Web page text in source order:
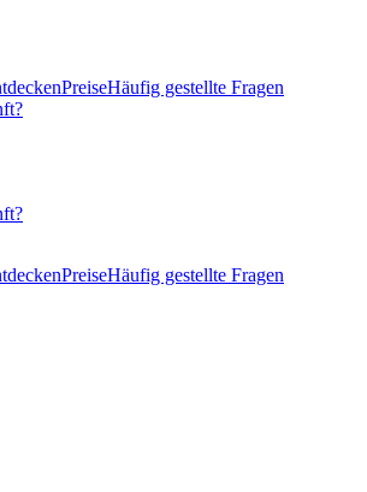
PreiseHäufig gestellte Fragen
PreiseHäufig gestellte Fragen